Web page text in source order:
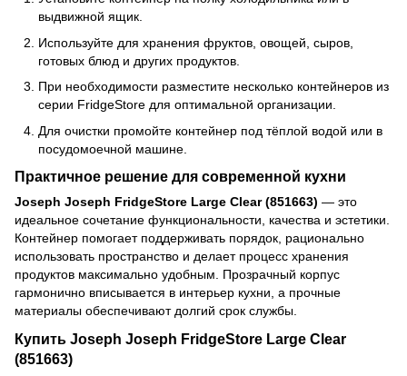
выдвижной ящик.
Используйте для хранения фруктов, овощей, сыров,
готовых блюд и других продуктов.
При необходимости разместите несколько контейнеров из
серии FridgeStore для оптимальной организации.
Для очистки промойте контейнер под тёплой водой или в
посудомоечной машине.
Практичное решение для современной кухни
Joseph Joseph FridgeStore Large Clear (851663) — это
идеальное сочетание функциональности, качества и эстетики.
Контейнер помогает поддерживать порядок, рационально
использовать пространство и делает процесс хранения
продуктов максимально удобным. Прозрачный корпус
гармонично вписывается в интерьер кухни, а прочные
материалы обеспечивают долгий срок службы.
Купить Joseph Joseph FridgeStore Large Clear
(851663)